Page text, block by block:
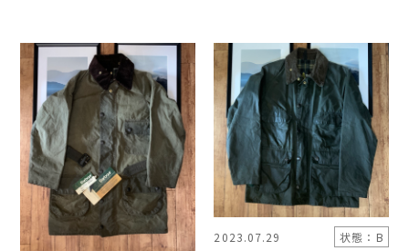
2023.07.29 状態：B